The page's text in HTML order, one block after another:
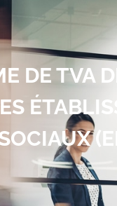
DE TVA